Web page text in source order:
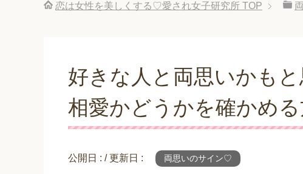
恋は女性を美しくする♡愛され女子研究所 TOP
好きな人と両思いかも
相愛かどうかを確かめる
公開日 : / 更新日 : 両思いのサイン♡